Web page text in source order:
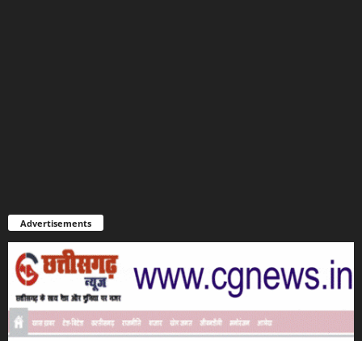
Advertisements